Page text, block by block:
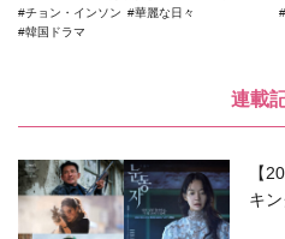
チョン・インソン
華麗な日々
韓国ドラマ
連載
【
キ